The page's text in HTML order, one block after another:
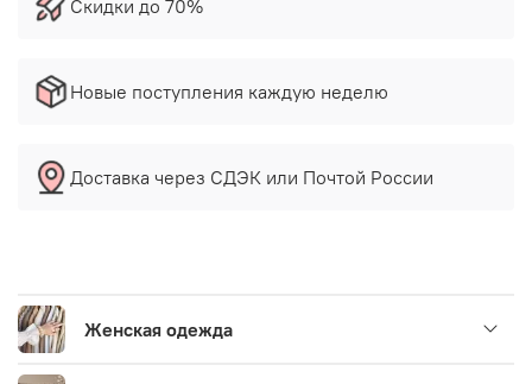
Скидки до 70%
Новые поступления каждую неделю
Доставка через СДЭК или Почтой России
Женская одежда